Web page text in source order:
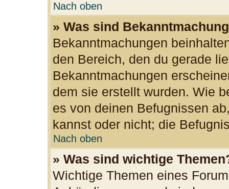
Nach oben
» Was sind
Bekanntmachungen
den Bereich, den du gerade
Bekanntmachungen
dem sie erstellt wurden. Wie
es von deinen Befugnissen
kannst oder nicht; die
Nach oben
» Was sind wichtige
Wichtige Themen eines